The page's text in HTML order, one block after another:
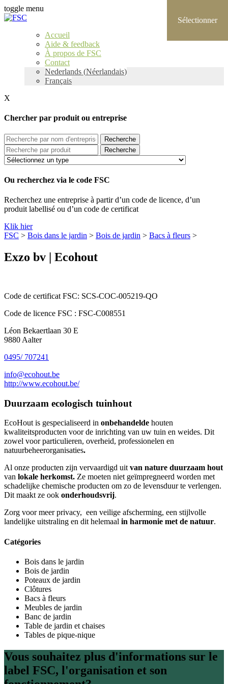
toggle menu
Accueil
Aide & feedback
À propos de FSC
Contact
Nederlands (Néerlandais)
Français
X
Chercher par produit ou entreprise
Recherche
Recherche
Ou recherchez via le code FSC
Recherchez une entreprise à partir d’un code de licence, d’un
produit labellisé ou d’un code de certificat
Klik hier
FSC > Bois dans le jardin > Bois de jardin > Bacs à fleurs >
Exzo bv | Ecohout
Code de certificat FSC: SCS-COC-005219-QO
Code de licence FSC : FSC-C008551
Léon Bekaertlaan 30 E
9880 Aalter
0495/ 707241
info@ecohout.be
http://www.ecohout.be/
Duurzaam ecologisch tuinhout
EcoHout is gespecialiseerd in onbehandelde houten
kwaliteitsproducten voor de inrichting van uw tuin en weides. Dit
zowel voor particulieren, overheid, professionelen en
natuurbeheerorganisaties.
Al onze producten zijn vervaardigd uit van nature duurzaam hout
van lokale herkomst. Ze moeten niet geïmpregneerd worden met
schadelijke chemische producten om zo de levensduur te verlengen.
Dit maakt ze ook onderhoudsvrij.
Zorg voor meer privacy, een veilige afscherming, een stijlvolle
landelijke uitstraling en dit helemaal in harmonie met de natuur.
Catégories
Bois dans le jardin
Bois de jardin
Poteaux de jardin
Clôtures
Bacs à fleurs
Meubles de jardin
Banc de jardin
Table de jardin et chaises
Tables de pique-nique
Vous souhaitez plus d'informations sur le
label FSC, l'organisation et son